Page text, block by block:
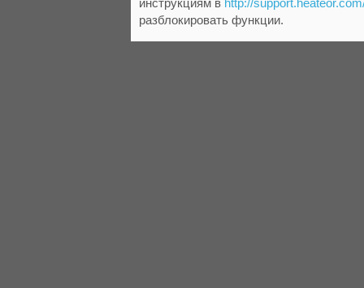
разблокировать функции.